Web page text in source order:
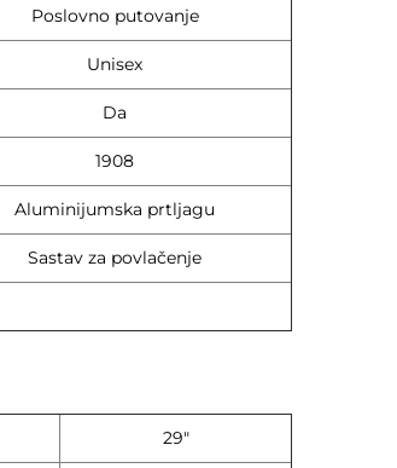
Poslovno putovanje
Unisex
Da
1908
Aluminijumska prtljagu
Sastav za povlačenje
29"